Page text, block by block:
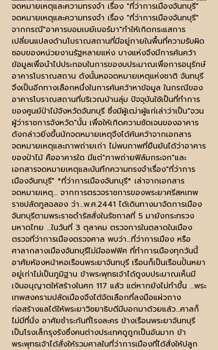
จดหมายเหตุและความทรงจำ เรื่อง "ที่ว่าการเมืองจันทบุรี"
จดหมายเหตุและความทรงจำ เรื่อง "ที่ว่าการเมืองจันทบุรี"
จากกรณี"อาคารบอมเบย์เบอร์มา"ทำให้เกิดกระแสการ
เปลี่ยนแปลงด้านโบราณสถานที่มีอยู่ภายในพื้นที่ความรับผิด
ชอบของหน่วยงานรัฐหลายแห่ง บางแห่งจึงมีการค้นคว้า
ข้อมูลเพื่อนำไปประกอบในการของบประมาณเพื่อการอนุรักษ์
อาคารโบราณสถาน ดังนั้นหอจดหมายเหตุแห่งชาติ จันทบุรี
จึงเป็นอีกทางเลือกหนึ่งในการค้นคว้าหาข้อมูล ในกรณีของ
อาคารโบราณสถานที่บริเวณบ้านลุ่ม ปัจจุบันใช้เป็นที่ทำการ
ของศูนย์ป่าไม้จังหวัดจันทบุรี ซึ่งมีผู้เฒ่าผู้แก่เล่าว่าเป็น"จวน
ผู้ว่าราชการจังหวัด"นั้น เพื่อให้เกิดความชัดเจนของอาคาร
ดังกล่าวยิ่งขึ้นนักจดหมายเหตุจึงได้ค้นคว้าจากเอกสาร
จดหมายเหตุและภาพถ่ายเก่า ไม่พบภาพที่ยืนยันได้ว่าอาคาร
ของป่าไม้ คืออาคารใด มีแต่"ภาพถ่ายฟิล์มกระจก"และ
เอกสารจดหมายเหตุและบันทึกความทรงจำเรื่อง"ที่ว่าการ
เมืองจันทบุรี" *ที่ว่าการเมืองจันทบุรี* เล่าจากเอกสาร
จดหมายเหตุ... จากการตรวจราชการของพระยาศรีสหเทพ
ราชปลัดทูลฉลอง ว่า...พ.ศ.2441 ได้เดินทางมาจัดการเมือง
จันทบุรีตามพระราชดำรัสสั่งในรัชกาลที่ 5 มายังกระทรวง
มหาดไทย ...ในวันที่ 3 ตุลาคม ตรวจการในตลาดในเมือง
ตรวจที่ว่าการเมืองตรวจศาล พบว่า...ที่ว่าการเมือง หรือ
ศาลากลางเมืองจันทบุรีไม่มีออฟฟิศ ที่ทำการเมืองทุกวันนี้
อาศัยห้องหน้าหอเรือนพระยาจันทบุรี เรือนก็เป็นเรือนปั้นหยา
อยู่เก่าไม่เป็นภูมิฐาน ข้าพระพุทธเจ้าได้ดูงบประมาณเห็นมี
เงินอนุญาตให้สร้างในศก 117 แล้ว แต่หากยังไม่ทำขึ้น ...พระ
เทพสงครามปลัดเมืองจึงได้จัดเลือกที่ลงมือแผ่วถาง
ก่อสร้างแลได้ให้พระยาวิชยาธิบดีมีบอกมาด้วยแล้ว...ศาลก็
ไม่มีที่นั่ง อาศัยชำระกันที่โรงละคร ข้างเรือนพระยาจันทบุรี
เป็นโรงเล็กรุงรังซึ่งคนต่างประเทศดูถูกเป็นอันมาก ข้า
พระพุทธเจ้าได้สั่งให้รวมศาลในที่ว่าการเมืองที่ได้สั่งให้ปลูก